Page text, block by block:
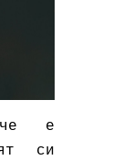
е
си